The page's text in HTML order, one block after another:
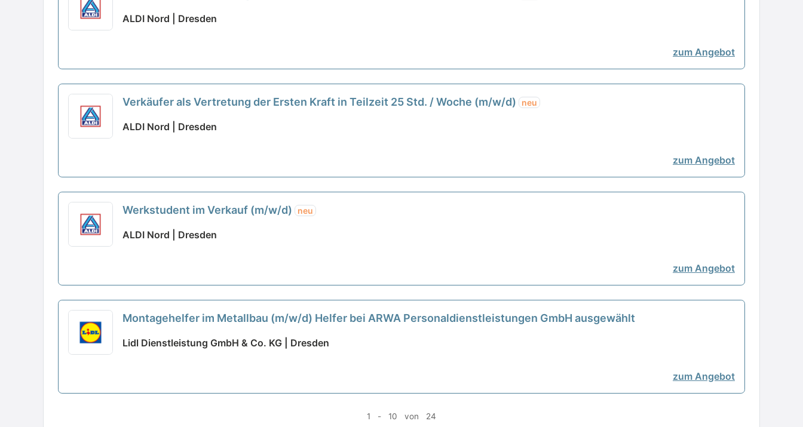
ALDI Nord | Dresden
zum Angebot
Verkäufer als Vertretung der Ersten Kraft in Teilzeit 25 Std. / Woche (m/w/d) neu
ALDI Nord | Dresden
zum Angebot
Werkstudent im Verkauf (m/w/d) neu
ALDI Nord | Dresden
zum Angebot
Montagehelfer im Metallbau (m/w/d) Helfer bei ARWA Personaldienstleistungen GmbH ausgewählt
Lidl Dienstleistung GmbH & Co. KG | Dresden
zum Angebot
1 - 10 von 24